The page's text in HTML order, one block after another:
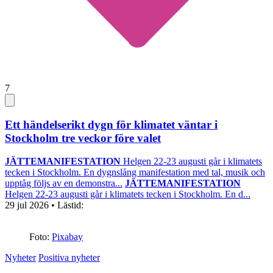
7
Ett händelserikt dygn för klimatet väntar i
Stockholm tre veckor före valet
JÄTTEMANIFESTATION Helgen 22-23 augusti går i klimatets
tecken i Stockholm. En dygnslång manifestation med tal, musik och
upptåg följs av en demonstra... JÄTTEMANIFESTATION
Helgen 22-23 augusti går i klimatets tecken i Stockholm. En d...
29 jul 2026 • Lästid:
Foto: Pixabay
Nyheter Positiva nyheter